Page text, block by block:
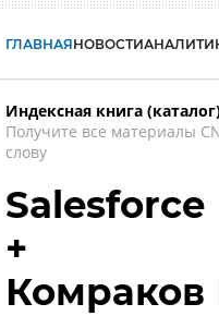
ГЛАВНАЯНОВОСТИ
Индексная книга
Получите все материалы
слову
Salesforce
+
Комраков